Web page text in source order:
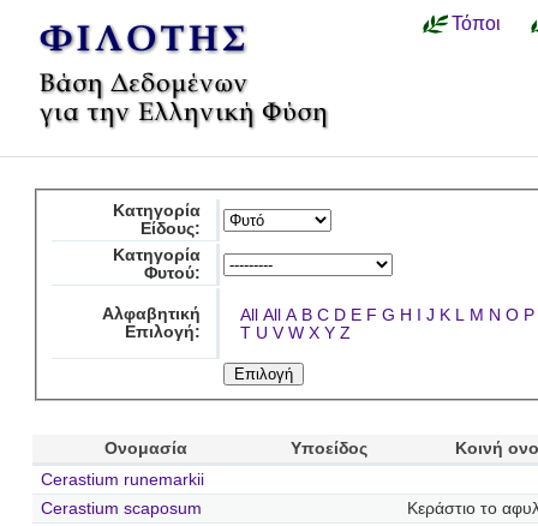
Τόποι
Κατηγορία
Είδους:
Κατηγορία
Φυτού:
Αλφαβητική
Επιλογή:
All All A B C D E F G H I J K L M N O P
T U V W X Y Z
Ονομασία Υποείδος
Κοινή
Cerastium runemarkii
Cerastium scaposum
Κεράστιο το